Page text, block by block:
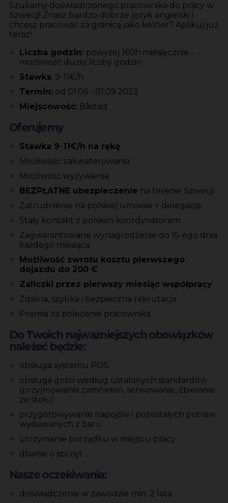
Szukamy doświadczonego pracownika do pracy w
Szwecji! Znasz bardzo dobrze język angielski i
chcesz pracować za granicą jako kelner? Aplikuj już
teraz!
Liczba godzin: powyżej 160h miesięcznie -
możliwość dużej liczby godzin
Stawka: 9-11€/h
Termin: od 01.06 - 01.09.2023
Miejscowość: Båstad
Oferujemy
Stawka 9-11€/h na rękę
Możliwość zakwaterowania
Możliwość wyżywienia
BEZPŁATNE ubezpieczenie na terenie Szwecji
Zatrudnienie na polskiej umowie + delegacje
Stały kontakt z polskim koordynatorem
Zagwarantowane wynagrodzenie do 15-ego dnia
każdego miesiąca
Możliwość zwrotu kosztu pierwszego
dojazdu do 200 €
Zaliczki przez pierwszy miesiąc współpracy
Zdalna, szybka i bezpieczna rekrutacja
Premia za polecenie pracownika
Do Twoich najważniejszych obowiązków
należeć będzie:
obsługa systemu POS
obsługa gości według ustalonych standardów
(przyjmowanie zamówień, serwowanie, zbieranie
ze stołu)
przygotowywanie napojów i pozostałych potraw
wydawanych z baru
utrzymanie porządku w miejscu pracy
dbanie o sprzęt
Nasze oczekiwania:
doświadczenie w zawodzie min. 2 lata